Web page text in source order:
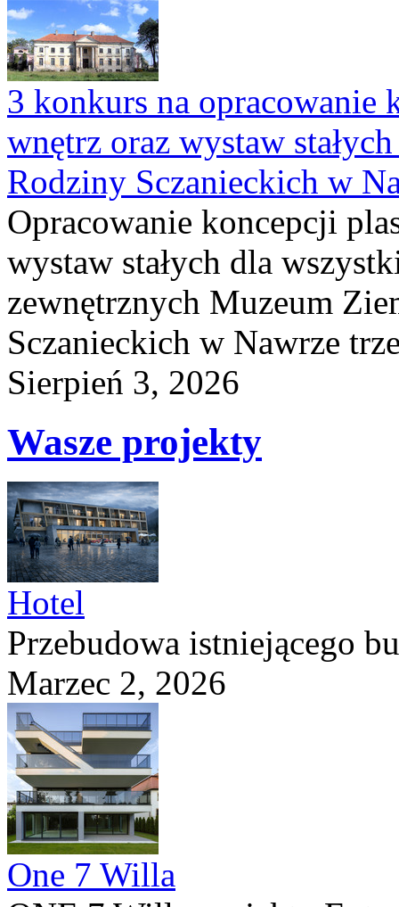
3 konkurs na opracowanie
wnętrz oraz wystaw
Rodziny Sczanieckich w
Opracowanie koncepcji
wystaw stałych dla
zewnętrznych Muzeum
Sczanieckich w Nawrze
Sierpień 3, 2026
Wasze projekty
Hotel
Przebudowa istniejącego
Marzec 2, 2026
One 7 Willa